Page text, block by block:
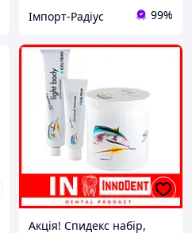
Імпорт-Радіус 99%
Акція! Спидекс набір,